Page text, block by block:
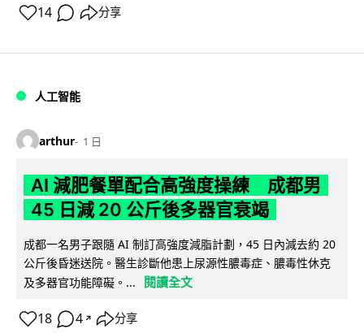
14 分享
人工智能
arthur 1 日
AI 減肥餐單配合高強度操練 成都男
45 日減 20 公斤後多器官衰竭
成都一名男子跟隨 AI 制訂高強度減脂計劃，45 日內減去約 20
公斤後昏迷送院。醫生診斷他患上尿源性膿毒症、膿毒性休克
及多器官功能障礙。...
閱讀全文
18 4 ↗ 分享